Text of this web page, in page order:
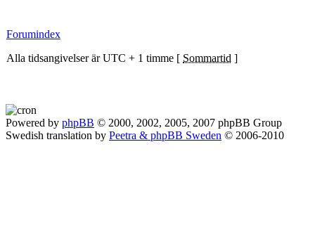
Forumindex
Alla tidsangivelser är UTC + 1 timme [ Sommartid ]
Powered by phpBB © 2000, 2002, 2005, 2007 phpBB Group
Swedish translation by Peetra & phpBB Sweden © 2006-2010